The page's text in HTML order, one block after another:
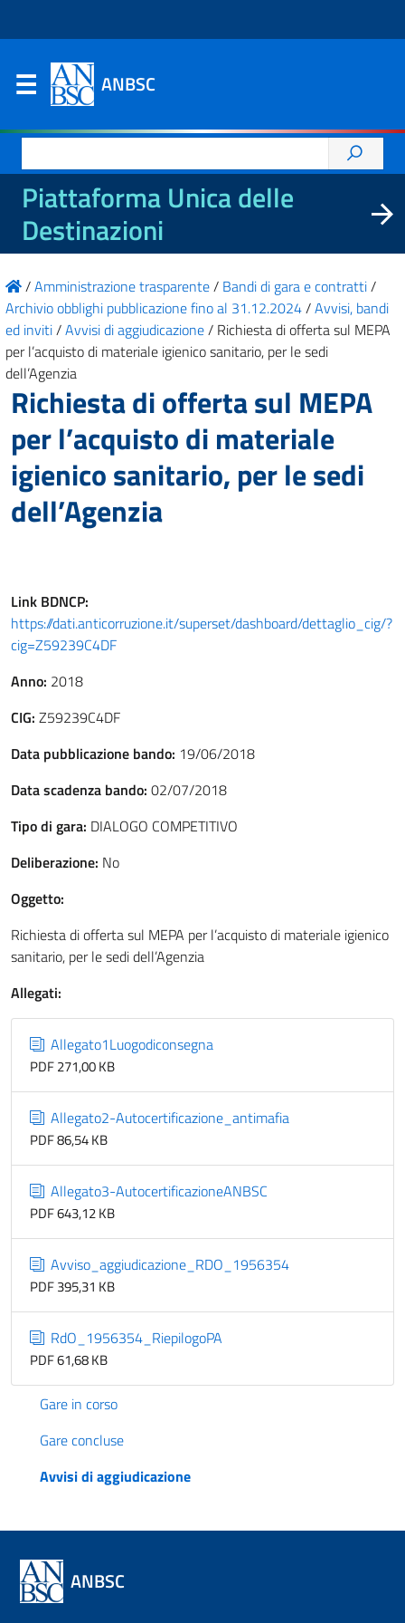
ANBSC
per:
Piattaforma Unica delle
Destinazioni
/Amministrazione trasparente/ Bandi di gara e contratti/
Archivio obblighi pubblicazione fino al 31.12.2024/Avvisi, bandi
ed inviti/Avvisi di aggiudicazione/ Richiesta di offerta sul MEPA
per l’acquisto di materiale igienico sanitario, per le sedi
dell’Agenzia
Richiesta di offerta sul MEPA
per l’acquisto di materiale
igienico sanitario, per le sedi
dell’Agenzia
Link BDNCP:
https://dati.anticorruzione.it/superset/dashboard/dettaglio_cig/?
cig=Z59239C4DF
Anno: 2018
CIG: Z59239C4DF
Data pubblicazione bando: 19/06/2018
Data scadenza bando: 02/07/2018
Tipo di gara: DIALOGO COMPETITIVO
Deliberazione: No
Oggetto:
Richiesta di offerta sul MEPA per l’acquisto di materiale igienico
sanitario, per le sedi dell’Agenzia
Allegati:
Allegato1Luogodiconsegna
PDF 271,00 KB
Allegato2-Autocertificazione_antimafia
PDF 86,54 KB
Allegato3-AutocertificazioneANBSC
PDF 643,12 KB
Avviso_aggiudicazione_RDO_1956354
PDF 395,31 KB
RdO_1956354_RiepilogoPA
PDF 61,68 KB
Gare in corso
Gare concluse
Avvisi di aggiudicazione
ANBSC